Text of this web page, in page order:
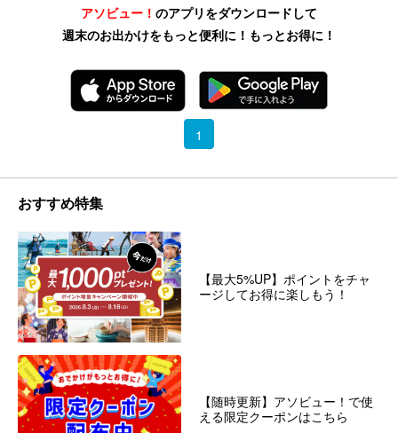
アソビュー！ のアプリをダウンロードして
週末のお出かけをもっと便利に！もっとお得に！
1
おすすめ特集
【最大5%UP】ポイントをチャ
ージしてお得に楽しもう！
【随時更新】アソビュー！で使
える限定クーポンはこちら